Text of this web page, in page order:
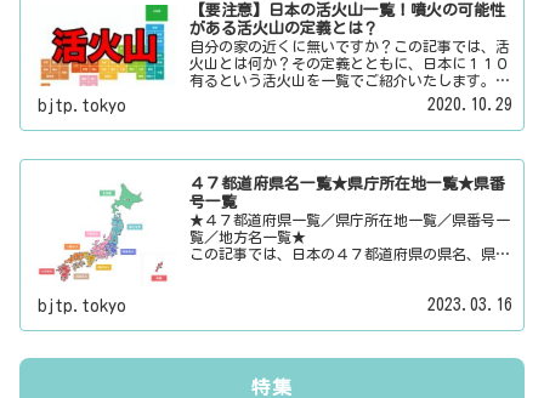
【要注意】日本の活火山一覧！噴火の可能性
がある活火山の定義とは？
自分の家の近くに無いですか？この記事では、活
火山とは何か？その定義とともに、日本に１１０
有るという活火山を一覧でご紹介いたします。そ
の他にも、大日本観光新聞では、方言・お土産・
名物・観光スポット・デートスポット・パワース
ポット・心霊スポットなどの各都道府県の観光情
bjtp.tokyo 2020.10.29
４７都道府県名一覧★県庁所在地一覧★県番
号一覧
★４７都道府県一覧／県庁所在地一覧／県番号一
覧／地方名一覧★
この記事では、日本の４７都道府県の県名、県庁
のリンク先にはその地域に関する記事をご用意し
bjtp.tokyo 2023.03.16
特集